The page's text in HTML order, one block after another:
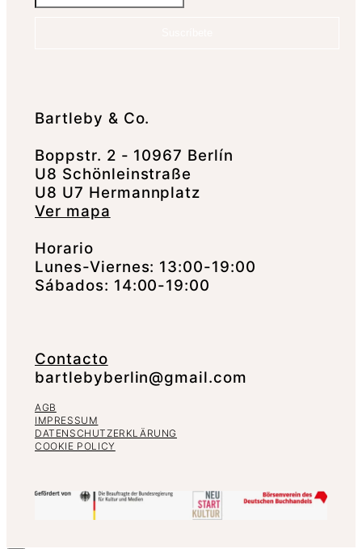
Bartleby & Co.
Boppstr. 2 - 10967 Berlín
U8 Schönleinstraße
U8 U7 Hermannplatz
Ver mapa
Horario
Lunes-Viernes: 13:00-19:00
Sábados: 14:00-19:00
Contacto
bartlebyberlin@gmail.com
AGB
IMPRESSUM
DATENSCHUTZERKLÄRUNG
COOKIE POLICY